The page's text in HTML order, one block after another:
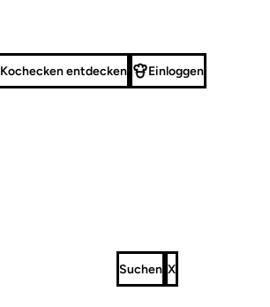
Kochecken entdecken Einloggen